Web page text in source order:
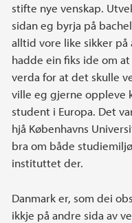
stifte nye venskap.
sidan eg byrja på
alltid vore like sikker på
hadde ein fiks ide om
verda for at det skulle
ville eg gjerne oppleve
student i Europa. Det
hjå Københavns
bra om både
instituttet der.
Danmark er, som dei
ikkje på andre sida av